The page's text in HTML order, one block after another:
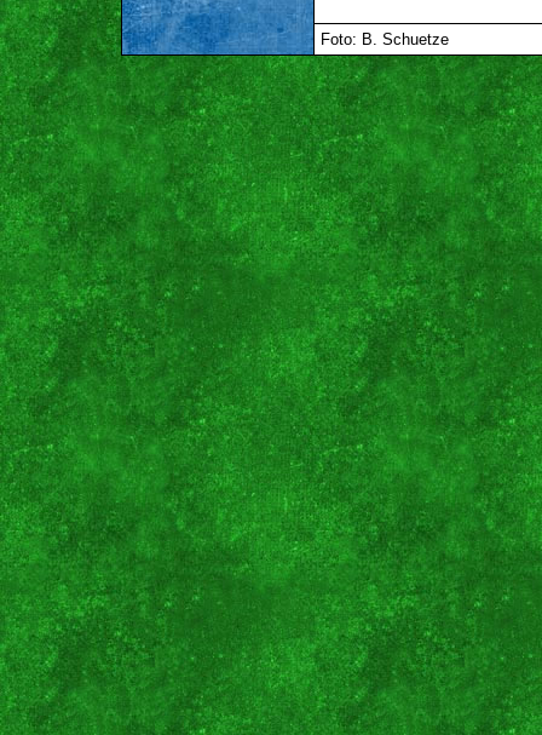
Foto: B. Schuetze